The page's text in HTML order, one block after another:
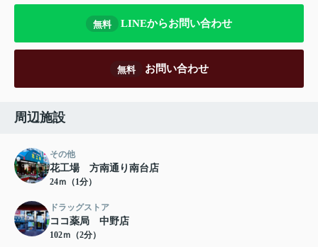
無料 LINEからお問い合わせ
無料 お問い合わせ
周辺施設
その他
花工場 方南通り南台店
24ｍ（1分）
ドラッグストア
ココ薬局 中野店
102ｍ（2分）